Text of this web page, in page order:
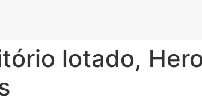
lotado,